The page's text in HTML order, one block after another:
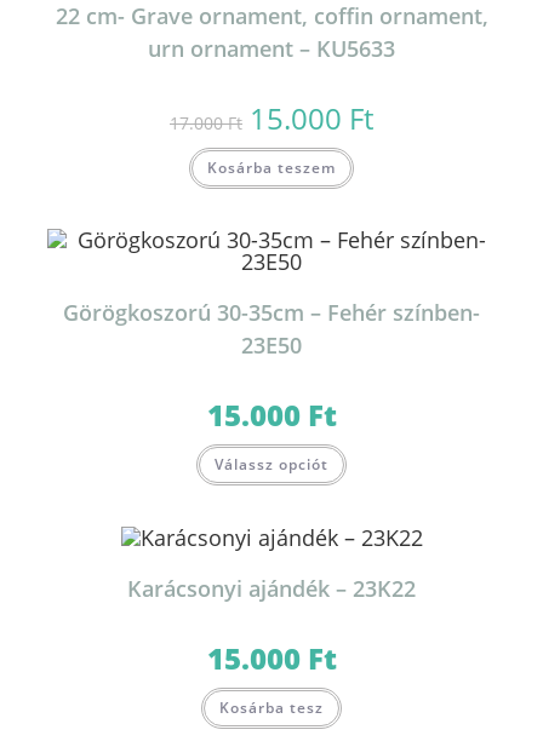
22 cm- Grave ornament, coffin ornament,
urn ornament – KU5633
17.000Ft
Original
price
was:
17.000 Ft.
15.000 FtCurrent
price
Kosárba teszem
Görögkoszorú 30-35cm – Fehér színben-
23E50
15.000 Ft
Válassz opciót
Karácsonyi ajándék – 23K22
15.000 Ft
Kosárba tesz